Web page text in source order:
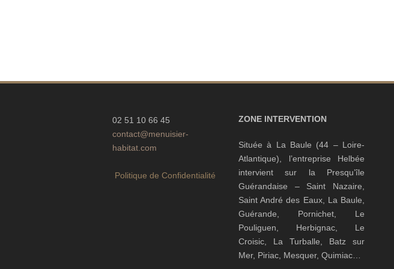
02 51 10 66 45
contact@menuisier-
habitat.com
Politique de Confidentialité
ZONE INTERVENTION
Située à La Baule (44 – Loire-
Atlantique), l’entreprise Helbée
intervient sur la Presqu’île
Guérandaise – Saint Nazaire,
Saint André des Eaux, La Baule,
Guérande, Pornichet, Le
Pouliguen, Herbignac, Le
Croisic, La Turballe, Batz sur
Mer, Piriac, Mesquer, Quimiac…